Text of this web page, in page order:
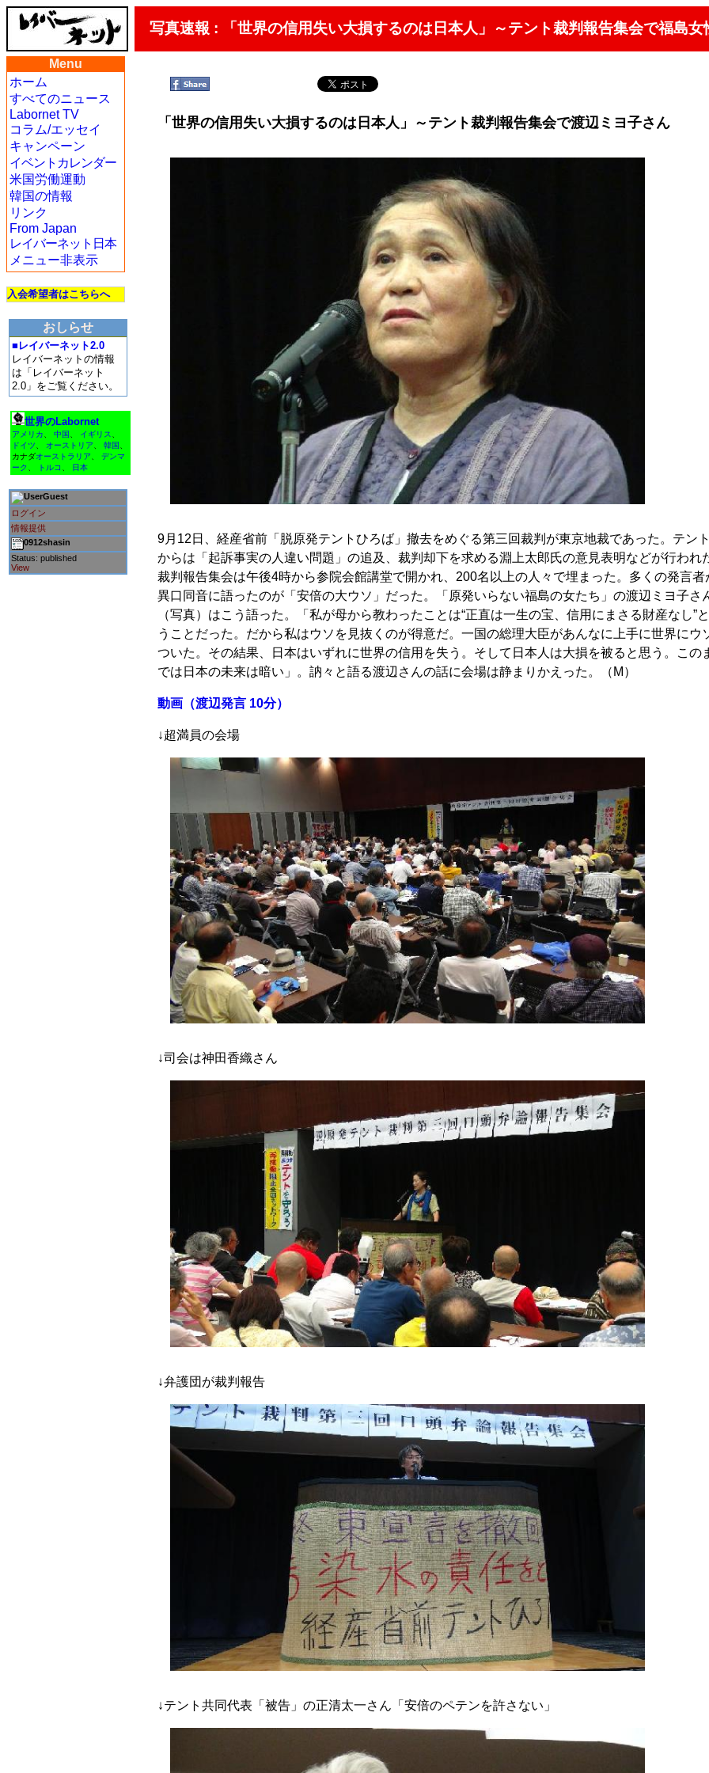
写真速報 : 「世界の信用失い大損するのは日本人」～テント裁判報告集会で福島女
Menu
ホーム
すべてのニュース
Labornet TV
コラム/エッセイ
キャンペーン
イベントカレンダー
米国労働運動
韓国の情報
リンク
From Japan
レイバーネット日本
メニュー非表示
入会希望者はこちらへ
おしらせ
■レイバーネット2.0
レイバーネットの情報
は「レイバーネット
2.0」をご覧ください。
世界のLabornet
アメリカ 中国 イギリス
ドイツ
オーストリア 韓国
カナダオーストラリア
デンマ
ーク
トルコ 日本
Guest
ログイン
情報提供
0912shasin
Status: published
View
「世界の信用失い大損するのは日本人」～テント裁判報告集会で渡辺ミヨ子さん
9月12日、経産省前「脱原発テントひろば」撤去をめぐる第三回裁判が東京地裁であった。テン
からは「起訴事実の人違い問題」の追及、裁判却下を求める淵上太郎氏の意見表明などが行われ
裁判報告集会は午後4時から参院会館講堂で開かれ、200名以上の人々で埋まった。多くの発言者
異口同音に語ったのが「安倍の大ウソ」だった。「原発いらない福島の女たち」の渡辺ミヨ子さ
（写真）はこう語った。「私が母から教わったことは“正直は一生の宝、信用にまさる財産なし”
うことだった。だから私はウソを見抜くのが得意だ。一国の総理大臣があんなに上手に世界にウ
ついた。その結果、日本はいずれに世界の信用を失う。そして日本人は大損を被ると思う。この
では日本の未来は暗い」。訥々と語る渡辺さんの話に会場は静まりかえった。（M）
動画（渡辺発言 10分）
↓超満員の会場
↓司会は神田香織さん
↓弁護団が裁判報告
↓テント共同代表「被告」の正清太一さん「安倍のペテンを許さない」